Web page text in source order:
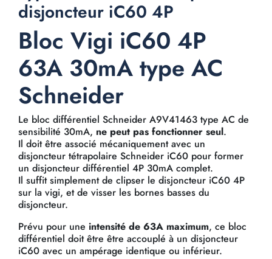
disjoncteur iC60 4P
Bloc Vigi iC60 4P
63A 30mA type AC
Schneider
Le bloc différentiel Schneider A9V41463 type AC de
sensibilité 30mA, ne peut pas fonctionner seul.
Il doit être associé mécaniquement avec un
disjoncteur tétrapolaire Schneider iC60 pour former
un disjoncteur différentiel 4P 30mA complet.
Il suffit simplement de clipser le disjoncteur iC60 4P
sur la vigi, et de visser les bornes basses du
disjoncteur.
Prévu pour une intensité de 63A maximum, ce bloc
différentiel doit être être accouplé à un disjoncteur
iC60 avec un ampérage identique ou inférieur.